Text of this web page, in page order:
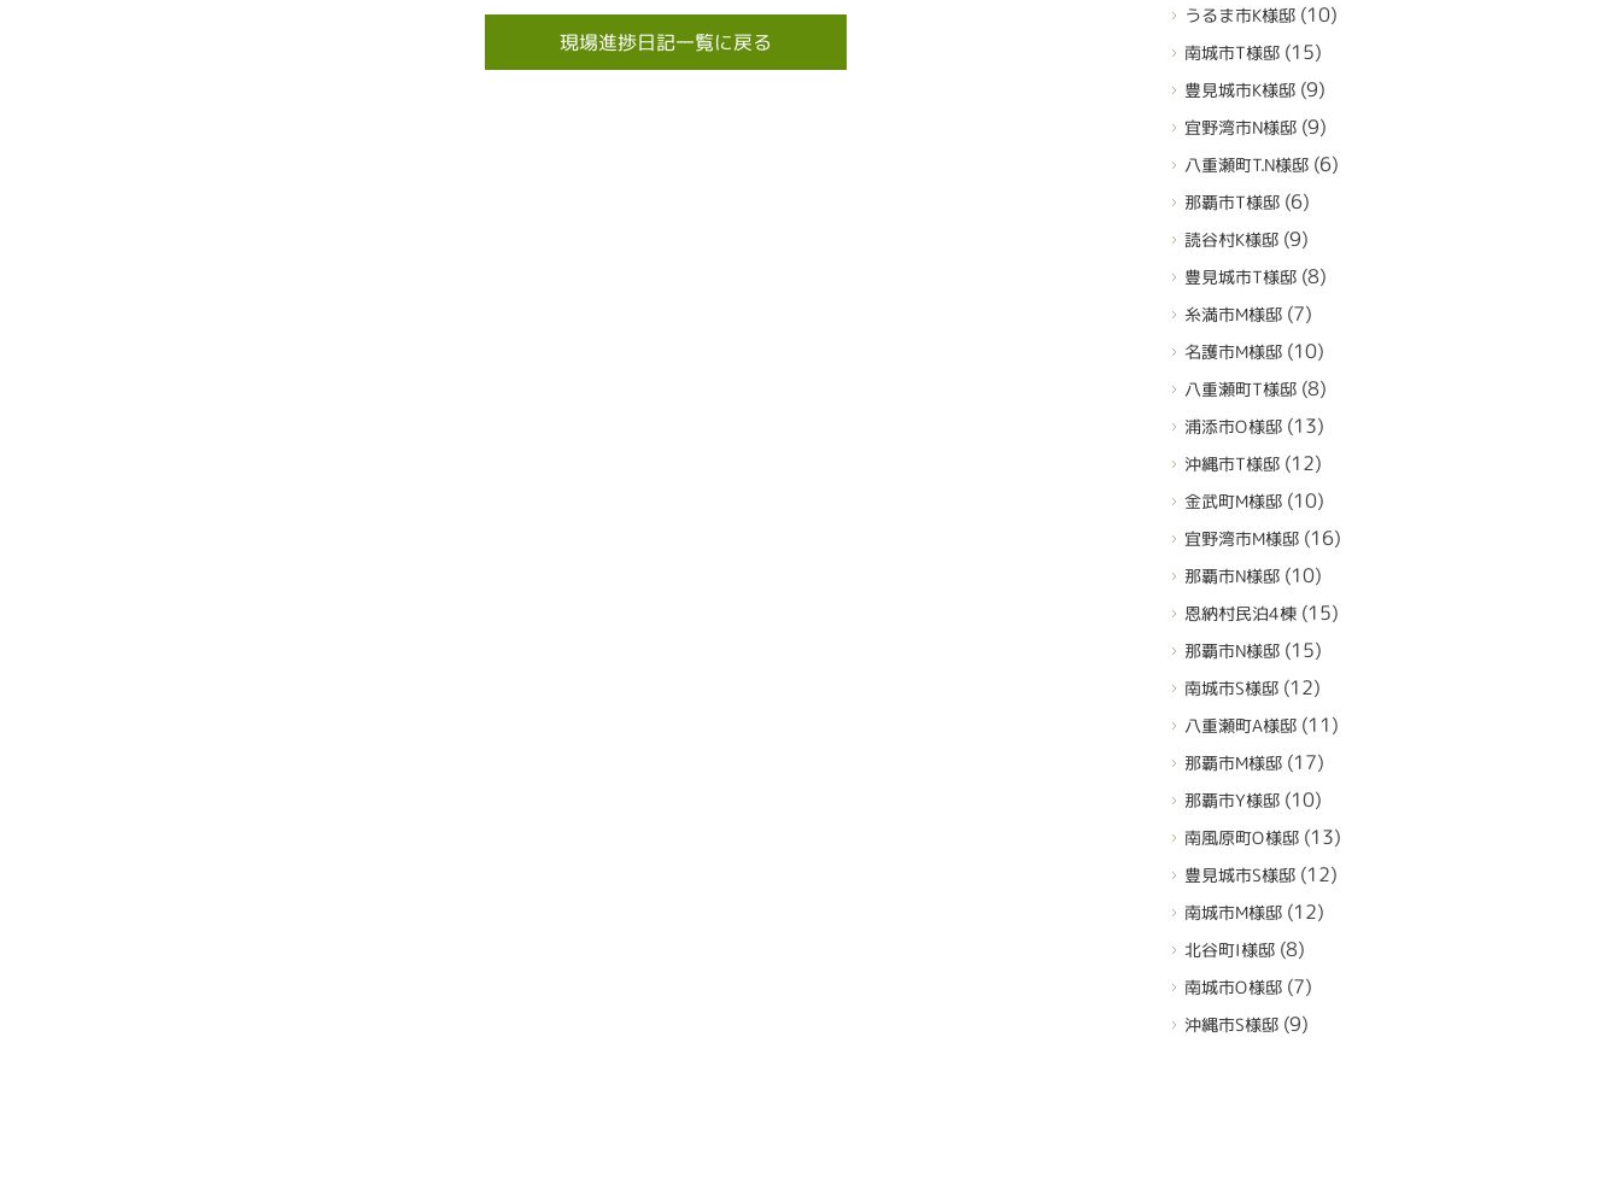
現場進捗日記一覧に戻る
うるま市K様邸(10)
南城市T様邸(15)
豊見城市K様邸(9)
宜野湾市N様邸(9)
八重瀬町T.N様邸(6)
那覇市T様邸(6)
読谷村K様邸(9)
豊見城市T様邸(8)
糸満市M様邸(7)
名護市M様邸(10)
八重瀬町T様邸(8)
浦添市O様邸(13)
沖縄市T様邸(12)
金武町M様邸(10)
宜野湾市M様邸(16)
那覇市N様邸(10)
恩納村民泊4棟(15)
那覇市N様邸(15)
南城市S様邸(12)
八重瀬町A様邸(11)
那覇市M様邸(17)
那覇市Y様邸(10)
南風原町O様邸(13)
豊見城市S様邸(12)
南城市M様邸(12)
北谷町I様邸(8)
南城市O様邸(7)
沖縄市S様邸(9)